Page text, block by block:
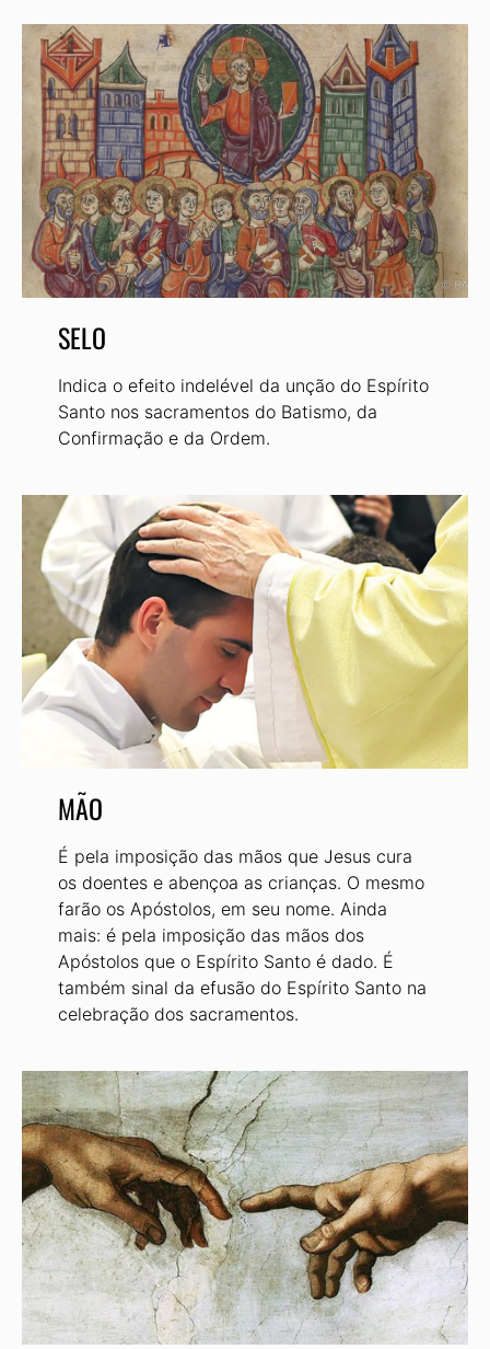
SELO
Indica o efeito indelével da unção do Espírito
Santo nos sacramentos do Batismo, da
Confirmação e da Ordem.
MÃO
É pela imposição das mãos que Jesus cura
os doentes e abençoa as crianças. O mesmo
farão os Apóstolos, em seu nome. Ainda
mais: é pela imposição das mãos dos
Apóstolos que o Espírito Santo é dado. É
também sinal da efusão do Espírito Santo na
celebração dos sacramentos.